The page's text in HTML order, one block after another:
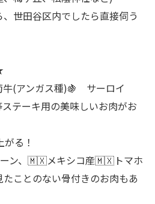
世田谷区内でしたら直接伺う
牛(アンガス種)🍇 サーロイ
テーキ用の美味しいお肉がお
る！
ン、🇲🇽メキシコ産🇲🇽トマホ
ことのない骨付きのお肉もあ